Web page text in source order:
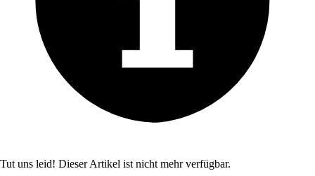
Tut uns leid! Dieser Artikel ist nicht mehr verfügbar.